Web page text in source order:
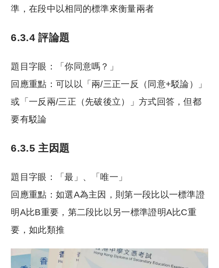
準，在段中以相同的標準來衡量兩者
6.3.4 評論題
題目字眼：「你同意嗎？」
回應重點：可以以「兩/三正一反（同意+駁論）」
或「一反兩/三正（先破後立）」方式回答，但都
要有駁論
6.3.5 主因題
題目字眼：「最」、「唯一」
回應重點：如選A為主因，則第一段比以一標準證
明A比B重要，第二段比以另一標準證明A比C重
要，如此類推